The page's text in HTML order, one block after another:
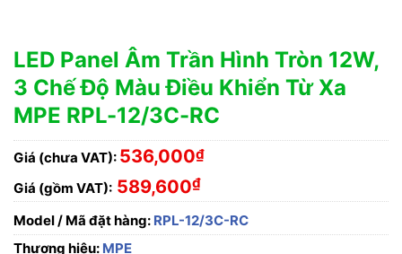
LED Panel Âm Trần Hình Tròn 12W,
3 Chế Độ Màu Điều Khiển Từ Xa
MPE RPL-12/3C-RC
Giá (chưa VAT): 536,000₫
Giá (gồm VAT): 589,600₫
Model / Mã đặt hàng: RPL-12/3C-RC
Thương hiệu: MPE